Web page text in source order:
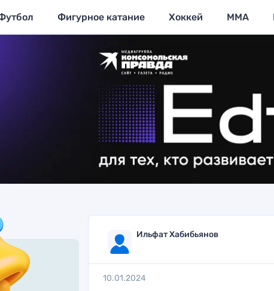
Фигурное катание Хоккей MMA
Ильфат Хабибьянов
10.01.2024